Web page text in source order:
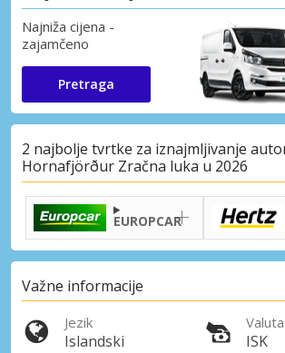
Najniža cijena -
zajamčeno
Pretraga
2 najbolje tvrtke za iznajmljivanje
Hornafjörður Zračna luka u 2026
EUROPCAR
Važne informacije
Jezik
Islandski
Valuta
ISK